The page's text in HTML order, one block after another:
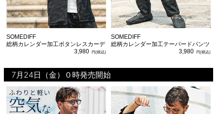
SOMEDIFF
総柄カレンダー加工ボタンレスカーデ
3,980
SOMEDIFF
総柄カレンダー加工テーパードパンツ
3,980
7月24日（金）０時発売開始